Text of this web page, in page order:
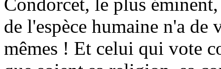
de l'espèce humaine n'a
mêmes ! Et celui qui vote